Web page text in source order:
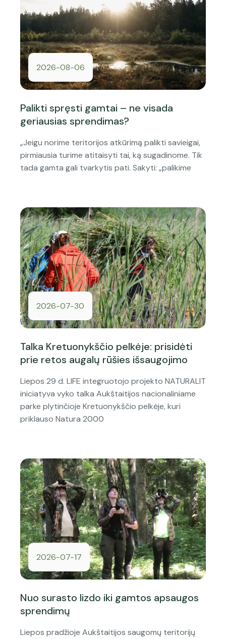
2026-08-06
Palikti spręsti gamtai – ne visada
geriausias sprendimas?
„Jeigu norime teritorijos atkūrimą palikti savieigai,
pirmiausia turime atitaisyti tai, ką sugadinome. Tik
tada gamta gali tvarkytis pati. Sakyti: „palikime
2026-07-30
Talka Kretuonykščio pelkėje: prisidėti
prie retos augalų rūšies išsaugojimo
Liepos 29 d. LIFE integruotojo projekto NATURALIT
iniciatyva vyko talka Aukštaitijos nacionaliniame
parke plytinčioje Kretuonykščio pelkėje, kuri
priklauso Natura 2000
2026-07-17
Nuo surasto lizdo iki gamtos apsaugos
sprendimų
Liepos pradžioje Aukštaitijos saugomų teritorijų